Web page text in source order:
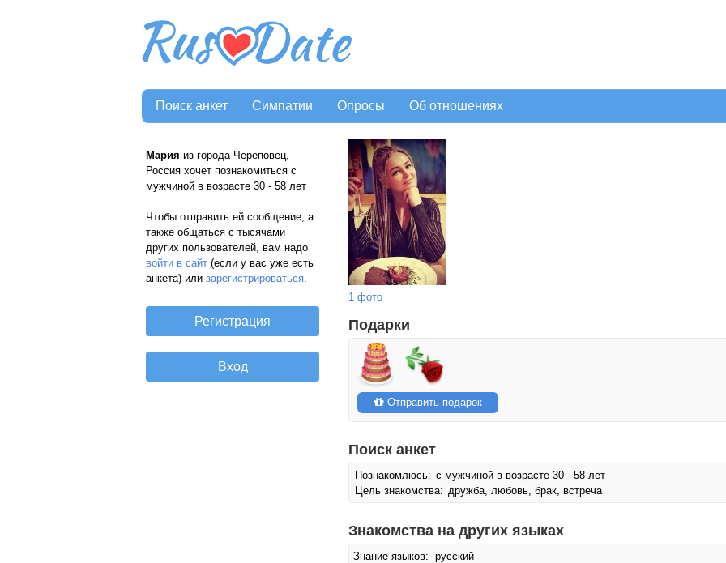
Поиск анкет Симпатии Опросы Об отношениях
Мария из города Череповец,
Россия хочет познакомиться с
мужчиной в возрасте 30 - 58 лет
Чтобы отправить ей сообщение, а
также общаться с тысячами
других пользователей, вам надо
войти в сайт (если у вас уже есть
анкета) или зарегистрироваться.
1 фото
Подарки
Отправить подарок
Поиск анкет
Познакомлюсь: с мужчиной в возрасте 30 - 58 лет
Цель знакомства: дружба, любовь, брак, встреча
Знакомства на других языках
Знание языков: русский